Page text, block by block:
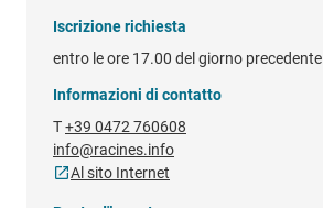
Iscrizione richiesta
entro le ore 17.00 del giorno precedente
Informazioni di contatto
T+39 0472 760608
info@racines.info
Al sito Internet